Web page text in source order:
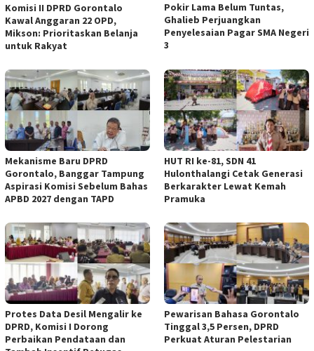
Komisi II DPRD Gorontalo
Kawal Anggaran 22 OPD,
Mikson: Prioritaskan Belanja
untuk Rakyat
Pokir Lama Belum Tuntas,
Ghalieb Perjuangkan
Penyelesaian Pagar SMA Negeri
3
Mekanisme Baru DPRD
Gorontalo, Banggar Tampung
Aspirasi Komisi Sebelum Bahas
APBD 2027 dengan TAPD
HUT RI ke-81, SDN 41
Hulonthalangi Cetak Generasi
Berkarakter Lewat Kemah
Pramuka
Protes Data Desil Mengalir ke
DPRD, Komisi I Dorong
Perbaikan Pendataan dan
Pewarisan Bahasa Gorontalo
Tinggal 3,5 Persen, DPRD
Perkuat Aturan Pelestarian